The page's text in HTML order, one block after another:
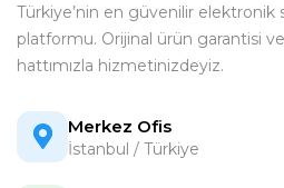
Türkiye’nin en güvenilir elektronik
platformu. Orijinal ürün garantisi
hattımızla hizmetinizdeyiz.
Merkez Ofis
İstanbul / Türkiye